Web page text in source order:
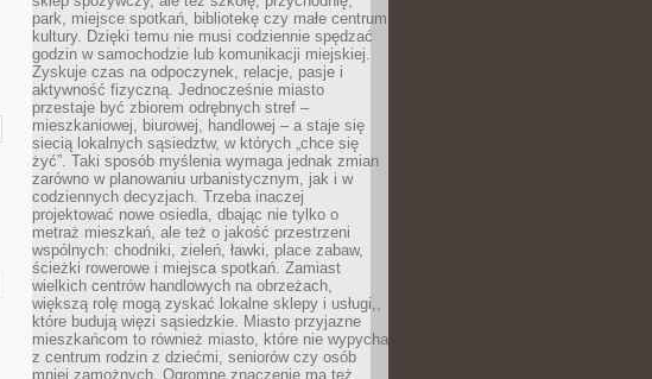
park, miejsce spotkań, bibliotekę czy małe centrum
kultury. Dzięki temu nie musi codziennie spędzać
godzin w samochodzie lub komunikacji miejskiej.
Zyskuje czas na odpoczynek, relacje, pasje i
aktywność fizyczną. Jednocześnie miasto
przestaje być zbiorem odrębnych stref –
mieszkaniowej, biurowej, handlowej – a staje się
siecią lokalnych sąsiedztw, w których „chce się
żyć”. Taki sposób myślenia wymaga jednak zmian
zarówno w planowaniu urbanistycznym, jak i w
codziennych decyzjach. Trzeba inaczej
projektować nowe osiedla, dbając nie tylko o
metraż mieszkań, ale też o jakość przestrzeni
wspólnych: chodniki, zieleń, ławki, place zabaw,
ścieżki rowerowe i miejsca spotkań. Zamiast
wielkich centrów handlowych na obrzeżach,
większą rolę mogą zyskać lokalne sklepy i usługi,,
które budują więzi sąsiedzkie. Miasto przyjazne
mieszkańcom to również miasto, które nie wypycha
z centrum rodzin z dziećmi, seniorów czy osób
mniej zamożnych. Ogromne znaczenie ma też